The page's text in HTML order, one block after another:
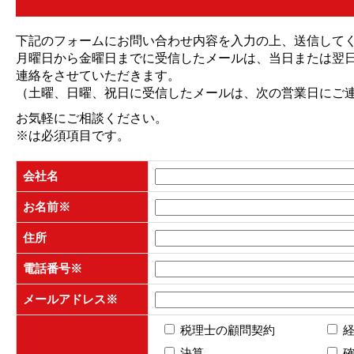
下記のフォームにお問い合わせ内容を入力の上、送信して
月曜日から金曜日までに受信したメールは、当日または翌
連絡をさせていただきます。
（土曜、日曜、祝日に受信したメールは、次の営業日にご
お気軽にご相談ください。
※は必須項目です。
会社名
お名前※
住所
電話番号※
メールアドレス※
税理士の顧問契約